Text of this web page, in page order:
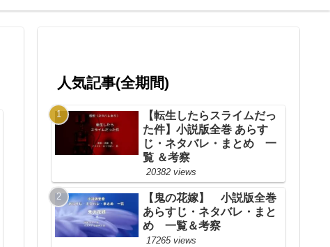
人気記事(全期間)
【転生したらスライムだっ
た件】小説版全巻 あらす
じ・ネタバレ・まとめ 一
覧 ＆考察
20382 views
【鬼の花嫁】 小説版全巻
あらすじ・ネタバレ・まと
め 一覧＆考察
17265 views